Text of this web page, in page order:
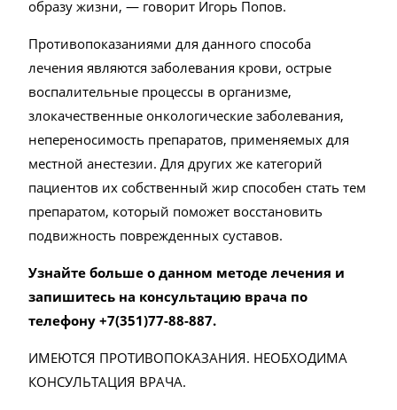
образу жизни, — говорит Игорь Попов.
Противопоказаниями для данного способа
лечения являются заболевания крови, острые
воспалительные процессы в организме,
злокачественные онкологические заболевания,
непереносимость препаратов, применяемых для
местной анестезии. Для других же категорий
пациентов их собственный жир способен стать тем
препаратом, который поможет восстановить
подвижность поврежденных суставов.
Узнайте больше о данном методе лечения и
запишитесь на консультацию врача по
телефону +7(351)77-88-887.
ИМЕЮТСЯ ПРОТИВОПОКАЗАНИЯ. НЕОБХОДИМА
КОНСУЛЬТАЦИЯ ВРАЧА.